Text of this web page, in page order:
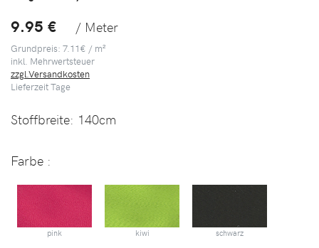
9.95 € / Meter
Grundpreis: 7.11€ / m²
inkl. Mehrwertsteuer
zzgl.Versandkosten
LieferzeitTage
Stoffbreite: 140cm
Farbe :
pink kiwi schwarz